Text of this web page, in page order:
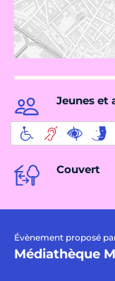
Jeunes et
Couvert
Évènement proposé
Médiathèque